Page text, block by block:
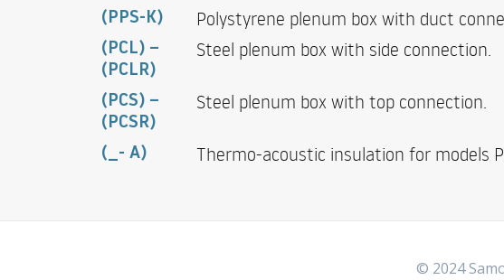
(PPS-K) Polystyrene plenum box with duct
(PCL) –
(PCLR)
Steel plenum box with side connection.
(PCS) –
(PCSR)
Steel plenum box with top connection.
(_- A) Thermo-acoustic insulation for models
© 2024